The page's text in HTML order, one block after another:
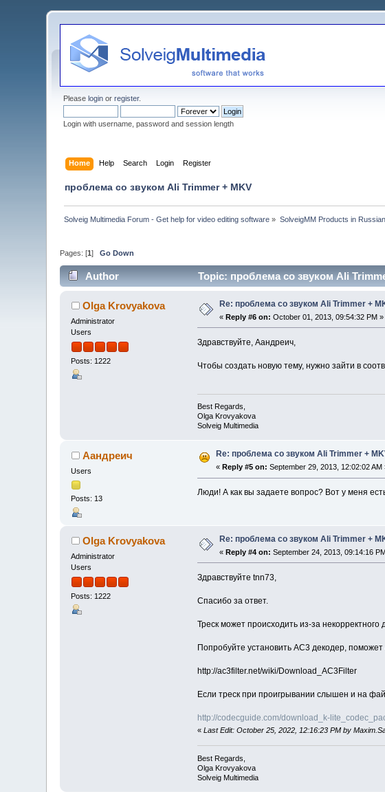
Pleaselogin orregister.
Login with username, password and session length
Home Help Search Login Register
проблема со звуком Ali Trimmer + MKV
Solveig Multimedia Forum - Get help for video editing software » SolveigMM Products in
Pages: [1]Go Down
Author Topic: проблема со звуком Ali
Olga Krovyakova
Administrator
Users
Posts: 1222
Re: проблема со звуком Ali Trimmer +
«Reply #6 on: October 01, 2013, 09:54:32 PM »
Здравствуйте, Аандреич,
Чтобы создать новую тему, нужно зайти в
Best Regards,
Olga Krovyakova
Solveig Multimedia
Аандреич
Users
Posts: 13
Re: проблема со звуком Ali Trimmer +
« Reply #5 on: September 29, 2013, 12:02:02 AM
Люди! А как вы задаете вопрос? Вот у меня
Olga Krovyakova
Administrator
Users
Posts: 1222
Re: проблема со звуком Ali Trimmer +
«Reply #4 on: September 24, 2013, 09:14:16
Здравствуйте tnn73,
Спасибо за ответ.
Треск может происходить из-за некорректного
Попробуйте установить AC3 декодер, поможет
http://ac3filter.net/wiki/Download_AC3Filter
Если треск при проигрывании слышен и на
http://codecguide.com/download_k-
« Last Edit: October 25, 2022, 12:16:23 PM by
Best Regards,
Olga Krovyakova
Solveig Multimedia